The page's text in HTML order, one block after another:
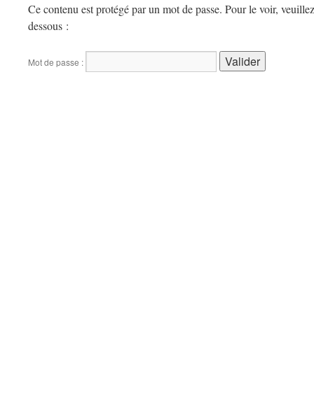
Ce contenu est protégé par un mot de passe. Pour le voir,
dessous :
Mot de passe :